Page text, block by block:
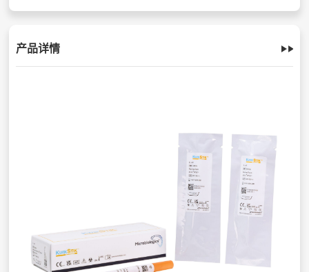
产品详情